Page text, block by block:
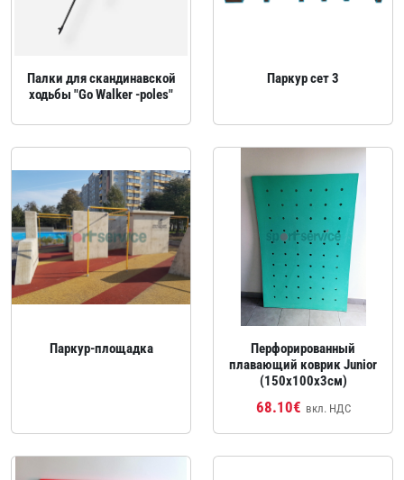
Палки для скандинавской
ходьбы "Go Walker -poles"
Паркур сет 3
Паркур‑площадка
Перфорированный
плавающий коврик Junior
(150x100х3см)
68.10€ вкл. НДС